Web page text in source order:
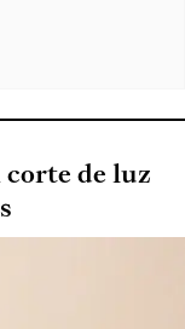
corte de luz